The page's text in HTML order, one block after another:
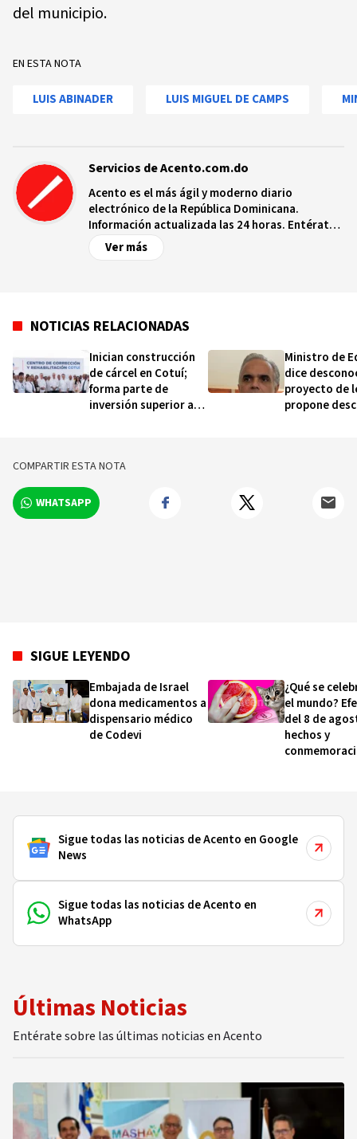
del municipio.
EN ESTA NOTA
LUIS ABINADER LUIS MIGUEL DE CAMPS
Servicios de Acento.com.do
Acento es el más ágil y moderno diario
electrónico de la República Dominicana.
Información actualizada las 24 horas. Entérate
de las noticias y sucesos más importantes a
nivel nacional e internacional, videos y fotos
Ver más
NOTICIAS RELACIONADAS
Inician construcción
de cárcel en Cotuí;
forma parte de
inversión superior a
Ministro de
dice
proyecto de
propone
COMPARTIR ESTA NOTA
WHATSAPP
SIGUE LEYENDO
Embajada de Israel
dona medicamentos a
dispensario médico
de Codevi
¿Qué se
el mundo?
del 8 de
hechos y
Sigue todas las noticias de Acento en Google
News
Sigue todas las noticias de Acento en
WhatsApp